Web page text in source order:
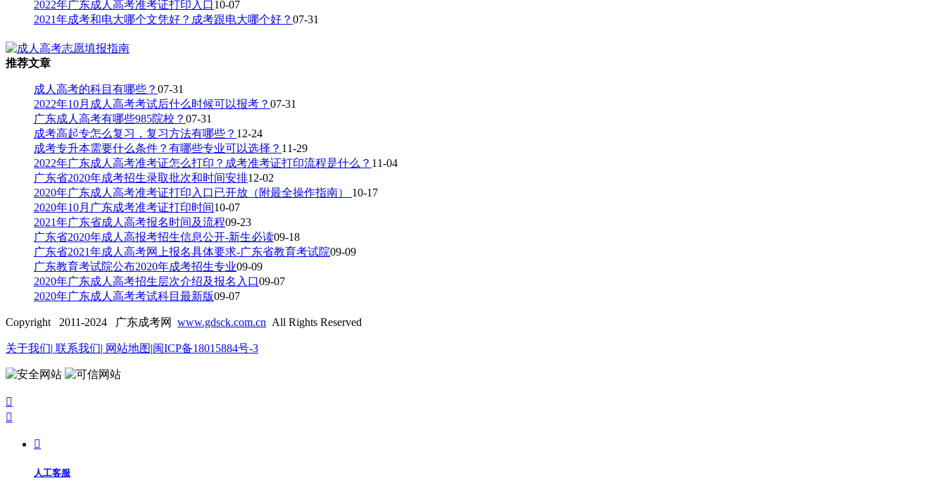
2022年广东成人高考准考证打印入口10-07
2021年成考和电大哪个文凭好？成考跟电大哪个好？ 07-31
推荐文章
成人高考的科目有哪些？ 07-31
2022年10月成人高考考试后什么时候可以报考？ 07-31
广东成人高考有哪些985院校？ 07-31
成考高起专怎么复习，复习方法有哪些？ 12-24
成考专升本需要什么条件？有哪些专业可以选择？ 11-29
2022年广东成人高考准考证怎么打印？成考准考证打印流程是什么？ 11-04
广东省2020年成考招生录取批次和时间安排12-02
2020年广东成人高考准考证打印入口已开放（附最全操作指南） 10-17
2020年10月广东成考准考证打印时间10-07
2021年广东省成人高考报名时间及流程09-23
广东省2020年成人高报考招生信息公开-新生必读09-18
广东省2021年成人高考网上报名具体要求-广东省教育考试院09-09
广东教育考试院公布2020年成考招生专业09-09
2020年广东成人高考招生层次介绍及报名入口09-07
2020年广东成人高考考试科目最新版09-07
Copyright 2011-2024 广东成考网 www.gdsck.com.cn All Rights Reserved
关于我们| 联系我们| 网站地图|闽ICP备18015884号-3



人工客服